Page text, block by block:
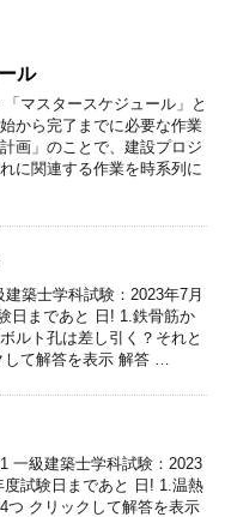
ル
マスタースケジュール」と
から完了までに必要な作業
画」のことで、建設プロジ
に関連する作業を時系列に
築士学科試験：2023年7月
日まであと 日! 1.鉄骨筋か
ルト孔は差し引く？それと
て解答を表示 解答 …
一級建築士学科試験：2023
度試験日まであと 日! 1.温熱
つ クリックして解答を表示